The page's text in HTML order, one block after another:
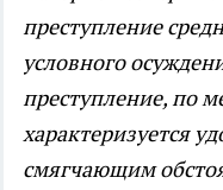
преступление
условного
преступление, по
характеризуется
смягчающим